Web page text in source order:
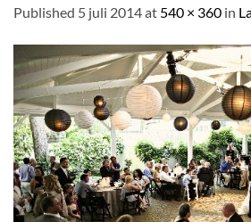
Published 5 juli 2014at 540 × 360 in